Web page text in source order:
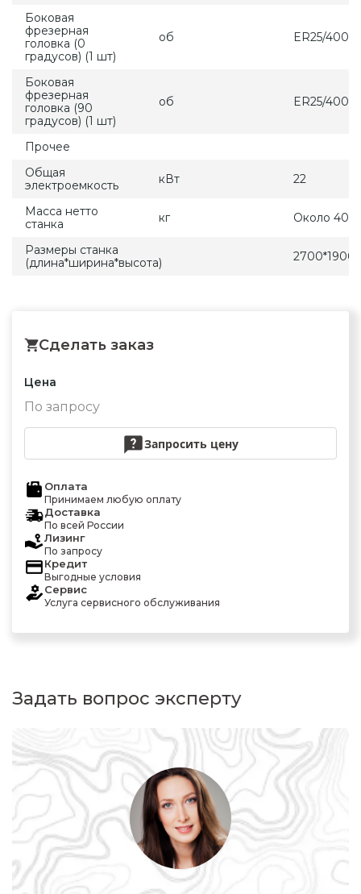
Боковая
фрезерная
головка (0
градусов) (1 шт)
об ER25/4000
Боковая
фрезерная
головка (90
градусов) (1 шт)
об ER25/4000
Прочее
Общая
электроемкость
кВт 22
Масса нетто
станка
кг Около
Размеры станка
(длина*ширина*высота)
Сделать заказ
Цена
По запросу
Запросить цену
Оплата
Принимаем любую оплату
Доставка
По всей России
Лизинг
По запросу
Кредит
Выгодные условия
Сервис
Услуга сервисного обслуживания
Задать вопрос эксперту